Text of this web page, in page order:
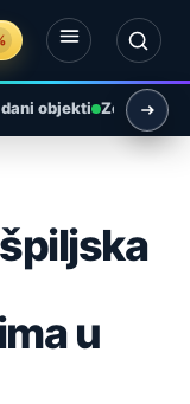
objekti Zemlja i
u